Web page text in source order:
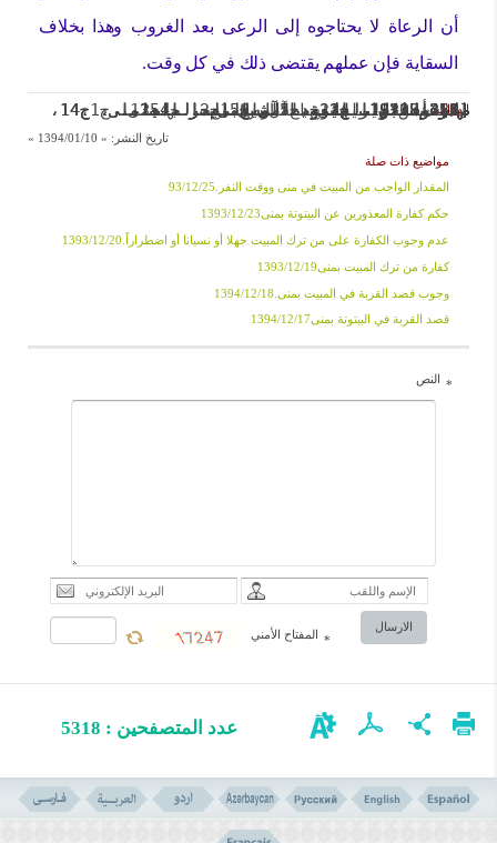
أن الرعاة لا يحتاجوه إلى الرعى بعد الغروب وهذا بخلاف
السقاية فإن عملهم يقتضى ذلك في كل وقت.
الهوامش:
[1] التحریر الوسیلة، الامام الخمینی، ج1، ص454.
[2] الخلاف، الشیخ الطوسی، ج2، ص354، المسألة182.
[3] وسائل الشیعة، الشیخ الحر العاملی، ج14، ص255، ابواب العود الی منی، الباب1، الرقم19129، ح12، ط آل البیت.
[4] وسائل الشیعة، الشیخ الحر العاملی، ج14، ص258، ابواب العود الی منی، الباب1، الرقم19138، ح21، ط آل البیت.
[5] سنن البیهقی، ج5، ص150.
[6] وسائل الشیعة، الشیخ الحر العاملی، ج14، ص281، ابواب العود الی منی، الباب12، الرقم19207، ح1، ط آل البیت.
تاريخ النشر: « 1394/01/10 »
مواضيع ذات صلة
المقدار الواجب من المبيت في منى ووقت النفر.93/12/25
حكم كفارة المعذورين عن البيتوتة بمنى1393/12/23
عدم وجوب الكفارة على من ترك المبيت جهلا أو نسيانا أو اضطراراً.1393/12/20
كفارة من ترك المبيت بمنى1393/12/19
وجوب قصد القربة في المبيت بمنى.1394/12/18
قصد القربة في البيتوتة بمنى1394/12/17
* النص
الارسال
*
المفتاح الأمني
عدد المتصفحين : 5318